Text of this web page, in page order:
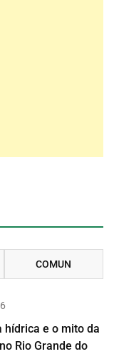
COMUN
hídrica e o mito da
Rio Grande do